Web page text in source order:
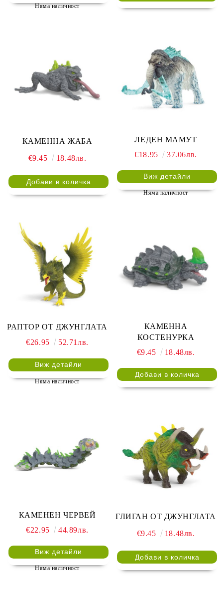
Няма наличност
КАМЕННА ЖАБА
€9.45
18.48лв.
ЛЕДЕН МАМУТ
€18.95
37.06лв.
Виж детайли
Няма наличност
РАПТОР ОТ ДЖУНГЛАТА
€26.95
52.71лв.
Виж детайли
Няма наличност
КАМЕННА
КОСТЕНУРКА
€9.45
18.48лв.
КАМЕНЕН ЧЕРВЕЙ
€22.95
44.89лв.
Виж детайли
Няма наличност
ГЛИГАН ОТ ДЖУНГЛАТА
€9.45
18.48лв.